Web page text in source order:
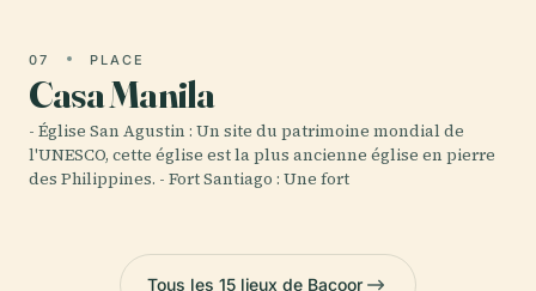
07 PLACE
Casa Manila
- Église San Agustin : Un site du patrimoine mondial de
l'UNESCO, cette église est la plus ancienne église en pierre
des Philippines. - Fort Santiago : Une fort
Tous les 15 lieux de Bacoor